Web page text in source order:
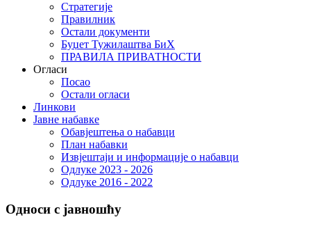
Стратегије
Правилник
Остали документи
Буџет Тужилаштва БиХ
ПРАВИЛА ПРИВАТНОСТИ
Огласи
Посао
Остали огласи
Линкови
Јавне набавке
Обавјештења о набавци
План набавки
Извјештаји и информације о набавци
Одлуке 2023 - 2026
Одлуке 2016 - 2022
Односи с јавношћу